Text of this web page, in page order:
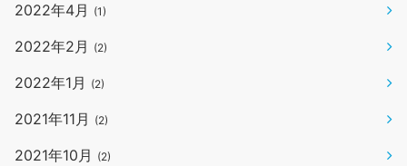
2022年4月 (1)
2022年2月 (2)
2022年1月 (2)
2021年11月 (2)
2021年10月 (2)